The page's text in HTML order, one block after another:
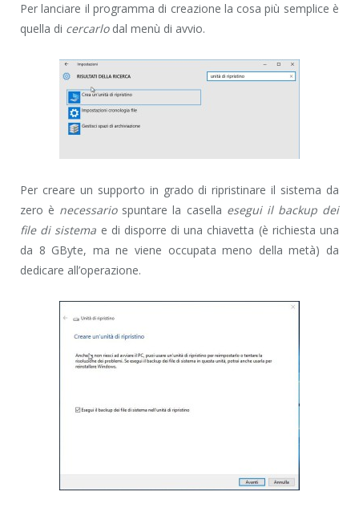
Per lanciare il programma di creazione la cosa più semplice è
quella di cercarlodal menù di avvio.
Per creare un supporto in grado di ripristinare il sistema da
zero è necessariospuntare la casella esegui il backup dei
file di sistema e di disporre di una chiavetta (è richiesta una
da 8 GByte, ma ne viene occupata meno della metà) da
dedicare all’operazione.